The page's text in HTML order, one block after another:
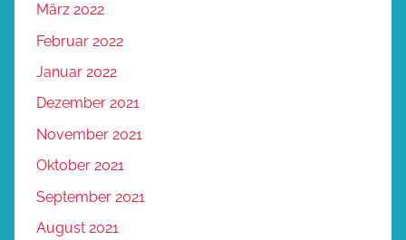
März 2022
Februar 2022
Januar 2022
Dezember 2021
November 2021
Oktober 2021
September 2021
August 2021